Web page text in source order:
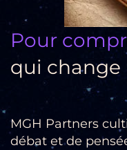
Pour
qui change
MGH Partners
débat et de